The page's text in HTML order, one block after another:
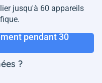
jusqu'à 60 appareils
pendant 30
?